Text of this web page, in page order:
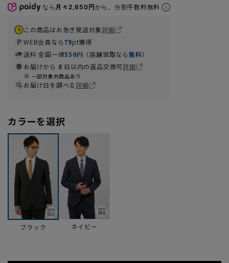
なら 月々2,650円から。分割手数料無料
この商品はお急ぎ発送対象詳細
WEB会員なら79pt獲得
送料 全国一律550円（店舗受取なら無料）
お届けから 8 日以内の返品交換可詳細
一部対象外商品あり
お届け日を調べる詳細
カラーを選択
ブラック ネイビー